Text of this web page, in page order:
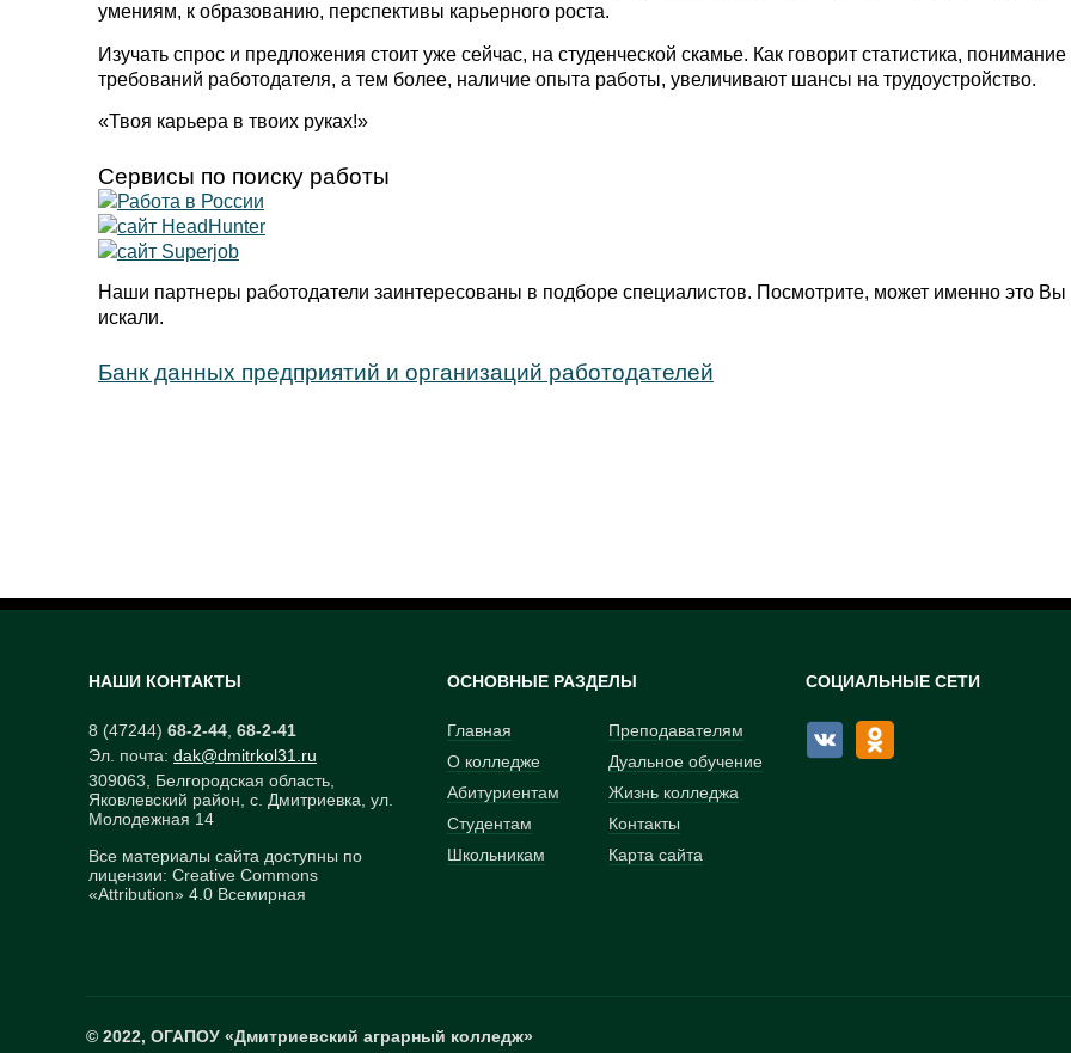
умениям, к образованию, перспективы карьерного роста.
Изучать спрос и предложения стоит уже сейчас, на студенческой скамье. Как говорит статистика, понимание
требований работодателя, а тем более, наличие опыта работы, увеличивают шансы на трудоустройство.
«Твоя карьера в твоих руках!»
Сервисы по поиску работы
Наши партнеры работодатели заинтересованы в подборе специалистов. Посмотрите, может именно это Вы
искали.
Банк данных предприятий и организаций работодателей
НАШИ КОНТАКТЫ
8 (47244) 68-2-44 68-2-41
Эл. почта: dak@dmitrkol31 ru
309063, Белгородская область,
Яковлевский район, с. Дмитриевка, ул.
Молодежная 14
Все материалы сайта доступны по
лицензии: Creative Commons
«Attribution» 4.0 Всемирная
ОСНОВНЫЕ РАЗДЕЛЫ
Главная
О колледже
Абитуриентам
Студентам
Школьникам
Преподавателям
Дуальное обучение
Жизнь колледжа
Контакты
Карта сайта
СОЦИАЛЬНЫЕ СЕТИ
© 2022, ОГАПОУ «Дмитриевский аграрный колледж»